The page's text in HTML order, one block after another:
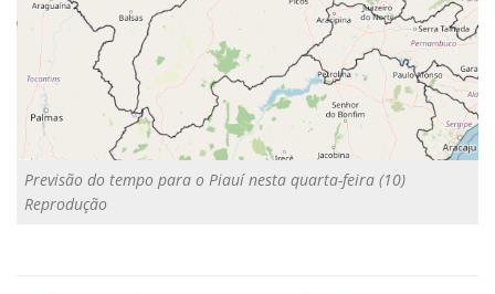
Previsão do tempo para o Piauí nesta quarta-feira (10)
Reprodução